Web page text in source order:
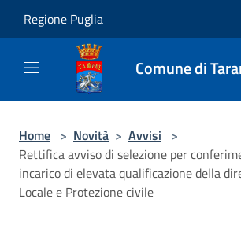
Regione Puglia
Comune di
Home > Novità > Avvisi >
Rettifica avviso di selezione per
incarico di elevata qualificazione della
Locale e Protezione civile